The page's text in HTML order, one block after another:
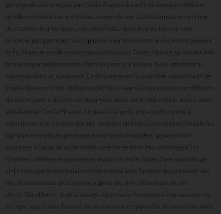
personnalisées conçues par Covéa Finance à partir de données chiffrées
qu’elle considère comme fiables au jour de leur établissement en fonction
du contexte économique, mais dont l’exactitude et la validité ne sont
toutefois pas garanties. Les opinions exprimées dans le document peuvent
faire l’objet de modifications sans notification. Covéa Finance ne saurait être
tenue responsable de toute décision prise sur la base d’une information
contenue dans ce document. Ce document est la propriété intellectuelle de
Covéa Finance. Toute Utilisation (définie ci-après), reproduction ou diffusion
de tout ou partie du présent document devra faire l’objet d’une autorisation
préalable de Covéa Finance. Le destinataire du présent document a
connaissance et accepte que les données chiffrées, permettant d’établir les
opinions et analyses générales et non personnalisées, peuvent être
soumises à l’acquisition de droits vis-à-vis de tiers. Par conséquent, les
données chiffrées ne peuvent en aucun cas faire l’objet d’une quelconque
Utilisation par le destinataire du document sans l’acquisition préalable des
droits nécessaires directement auprès des tiers détenteurs de ces
droits. Par ailleurs, le destinataire du présent document a connaissance et
accepte que Covéa Finance ne sera en rien responsable de toute utilisation